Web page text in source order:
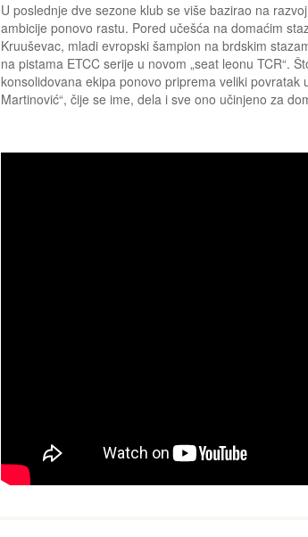
U poslednje dve sezone klub se više bazirao na
ambicije ponovo rastu. Pored učešća na domaćim
Kruuševac, mladi evropski šampion na brdskim
na pistama ETCC serije u novom „seat leonu TCR“.
konsolidovana ekipa ponovo priprema veliki povratak
Martinović“, čije se ime, dela i sve ono učinjeno za